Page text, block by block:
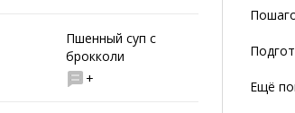
Пшенный суп с
брокколи
+
Ещё